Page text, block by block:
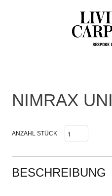
NIMRAX UNI
ANZAHL STÜCK
BESCHREIBUNG